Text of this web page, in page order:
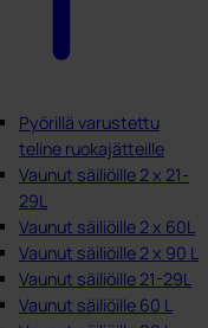
Pyörillä varustettu
teline ruokajätteille
Vaunut säiliöille 2 x 21-
29L
Vaunut säiliöille 2 x 60L
Vaunut säiliöille 2 x 90 L
Vaunut säiliöille 21-29L
Vaunut säiliöille 60 L